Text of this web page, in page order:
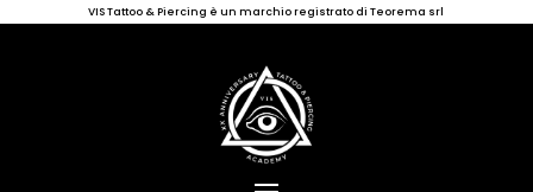
VIS Tattoo & Piercing è un marchio registrato di Teorema srl